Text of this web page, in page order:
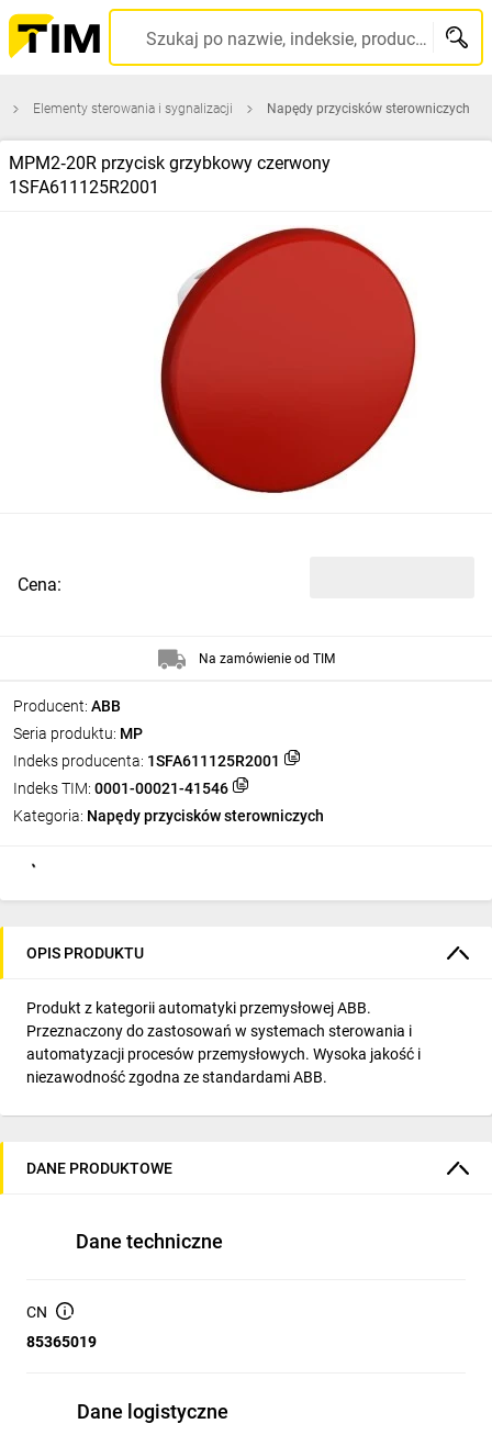
Szukaj po nazwie, indeksie, producencie, kodzie kreskowym...
Elementy sterowania i sygnalizacji Napędy przycisków sterowniczych
MPM2‑20R przycisk grzybkowy czerwony
1SFA611125R2001
Producent: ABB
Seria produktu: MP
Indeks producenta: 1SFA611125R2001
Indeks TIM: 0001-00021-41546
Kategoria: Napędy przycisków sterowniczych
Cena:
Na zamówienie od TIM
OPIS PRODUKTU
Produkt z kategorii automatyki przemysłowej ABB.
Przeznaczony do zastosowań w systemach sterowania i
automatyzacji procesów przemysłowych. Wysoka jakość i
niezawodność zgodna ze standardami ABB.
DANE PRODUKTOWE
Dane techniczne
CN
85365019
Dane logistyczne